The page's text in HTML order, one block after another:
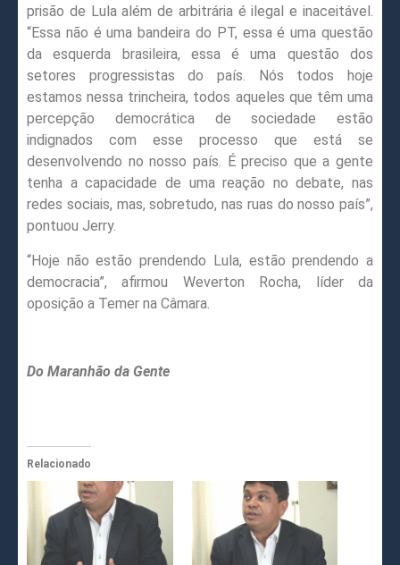
prisão de Lula além de arbitrária é ilegal e inaceitável.
“Essa não é uma bandeira do PT, essa é uma questão
da esquerda brasileira, essa é uma questão dos
setores progressistas do país. Nós todos hoje
estamos nessa trincheira, todos aqueles que têm uma
percepção democrática de sociedade estão
indignados com esse processo que está se
desenvolvendo no nosso país. É preciso que a gente
tenha a capacidade de uma reação no debate, nas
redes sociais, mas, sobretudo, nas ruas do nosso país”,
pontuou Jerry.
“Hoje não estão prendendo Lula, estão prendendo a
democracia”, afirmou Weverton Rocha, líder da
oposição a Temer na Câmara.
Do Maranhão da Gente
Relacionado